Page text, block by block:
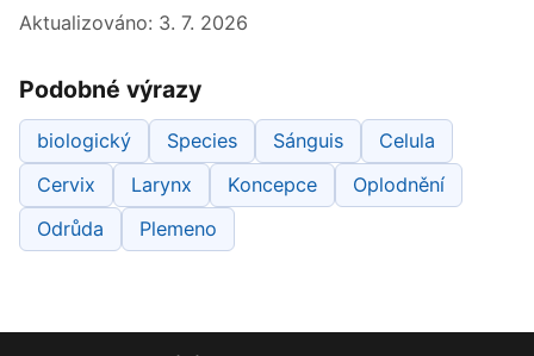
Aktualizováno: 3. 7. 2026
Podobné výrazy
biologický Species Sánguis
Celula
Cervix
Larynx Koncepce
Oplodnění
Odrůda
Plemeno